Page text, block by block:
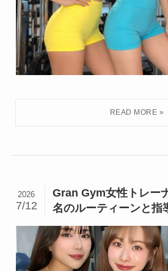
Gran Gym女性トレー
名のルーティーンと指
2026
7/12